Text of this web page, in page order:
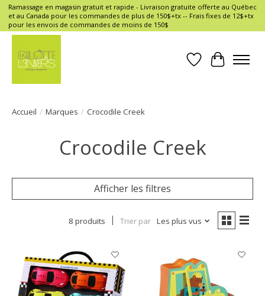
Ramassage en magasin gratuit et rapide - Livraison gratuite offerte au Québec
et au Canada pour les commandes de plus de 150$+tx -- Frais fixes de 12$+tx
pour les envois de commandes de moins de 150$
Liste dePanier
Accueil / Marques / Crocodile Creek
Crocodile Creek
Afficher les filtres
8 produits Trier par Les plus vus